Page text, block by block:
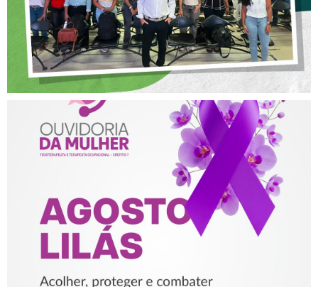
AGOSTO LILÁS – ACOLHER,
PROTEGER E COMBATER A
VIOLÊNCIA CONTRA A
MULHER